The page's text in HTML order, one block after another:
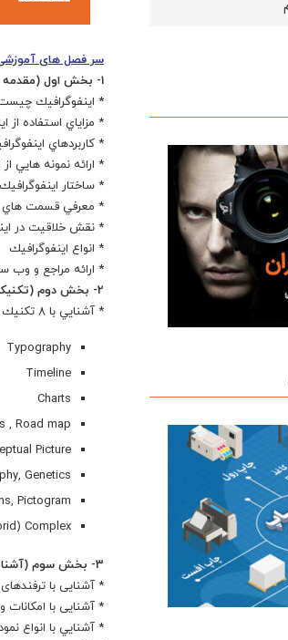
سر فصل های
1- بخش اول (مقدمه و تعاریف) – (1/5 ساعت)
* اينفوگرافيك
* مزاياي استفاده از
* كاربردهاي
* ارائه نمونه هايي
* ساختار اينفوگرافيك
* معرفي قسمت هاي
* نقش خلاقیت در
* انواع اينفوگرافيك
* ارائه مراجع و وب
2- بخش دوم (تکنیک های طراحی) – (2/5 ساعت)
* آشنايي با 8 تكنيك اصلي طراحي اينفوگرافيك
Typography
Timeline
Charts
, Road map
Picture
Genetics)
Pictogram)
Complex)
3- بخش سوم (آشنایی با ترفندهای برنامه اکسل، پاورپوینت و . . .) – (4 ساعت)
* آشنایی با
* آشنایی با امکانات
* آشنايي با انواع